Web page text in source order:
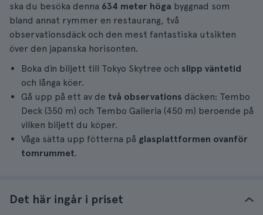
ska du besöka denna 634 meter höga byggnad som
bland annat rymmer en restaurang, två
observationsdäck och den mest fantastiska utsikten
över den japanska horisonten.
Boka din biljett till Tokyo Skytree och slipp väntetid
och långa köer.
Gå upp på ett av de två observations däcken: Tembo
Deck (350 m) och Tembo Galleria (450 m) beroende på
vilken biljett du köper.
Våga sätta upp fötterna på glasplattformen ovanför
tomrummet.
Det här ingår i priset